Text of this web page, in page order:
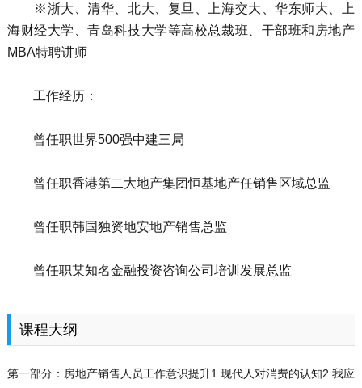
※浙大、清华、北大、复旦、上海交大、华东师大、上
海财经大学、青岛科技大学等高校总裁班、干部班和房地产
MBA特聘讲师
工作经历：
曾任职世界500强中建三局
曾任职香港第二大地产集团恒基地产任销售区域总监
曾任职韩国独资地安地产销售总监
曾任职某知名金融投资咨询公司培训发展总监
课程大纲
第一部分：房地产销售人员工作意识提升1.现代人对消费的认知2.我应